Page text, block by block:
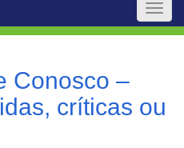
Toggle
Conosco –
críticas ou